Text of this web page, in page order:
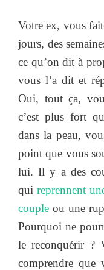
Votre ex, vous
jours, des
ce qu’on dit à
vous l’a dit et
Oui, tout ça,
c’est plus fort
dans la peau,
point que vous
lui. Il y a des
qui reprennent
couple ou une
Pourquoi ne
le reconquérir ?
comprendre que